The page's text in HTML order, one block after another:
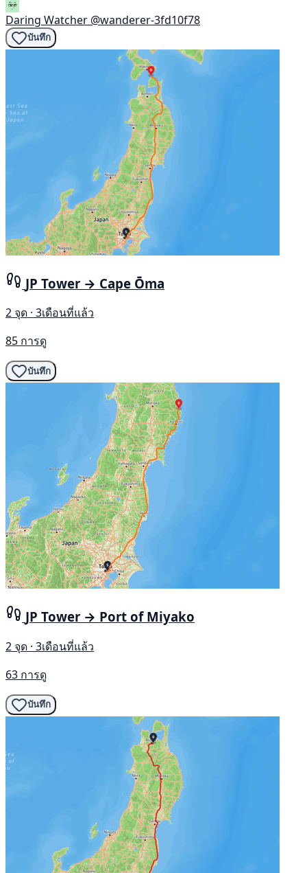
Daring Watcher @wanderer-3fd10f78
บันทึก
JP Tower → Cape Ōma
2 จุด · 3เดือนที่แล้ว
85 การดู
บันทึก
JP Tower → Port of Miyako
2 จุด · 3เดือนที่แล้ว
63 การดู
บันทึก